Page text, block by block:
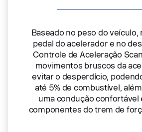
Baseado no peso do veículo,
pedal do acelerador e no
Controle de Aceleração
movimentos bruscos da
evitar o desperdício,
até 5% de combustível,
uma condução confortável
componentes do trem de